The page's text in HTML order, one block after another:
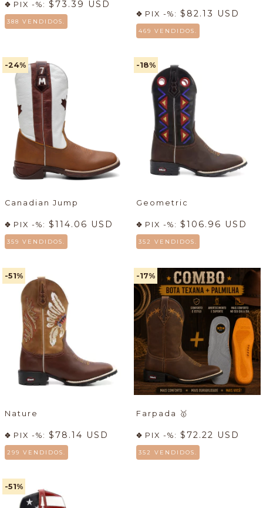
PIX -%: $73.39 USD
388 VENDIDOS.
PIX -%: $82.13 USD
469 VENDIDOS.
-24%
Canadian Jump
PIX -%: $114.06 USD
359 VENDIDOS.
-18%
Geometric
PIX -%: $106.96 USD
352 VENDIDOS.
-51%
Nature
PIX -%: $78.14 USD
299 VENDIDOS.
-17%
Farpada 🥇
PIX -%: $72.22 USD
352 VENDIDOS.
-51%